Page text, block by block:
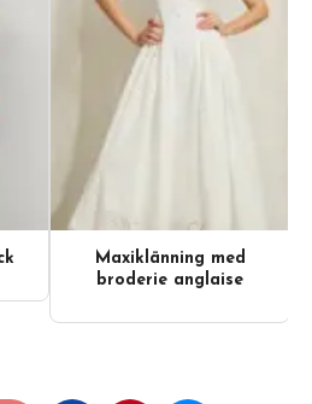
Maxiklänning med
broderie anglaise